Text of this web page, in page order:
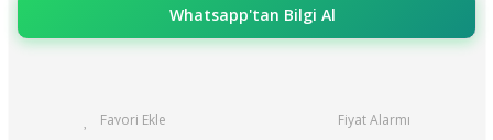
Whatsapp'tan Bilgi Al
Fiyat Alarmı